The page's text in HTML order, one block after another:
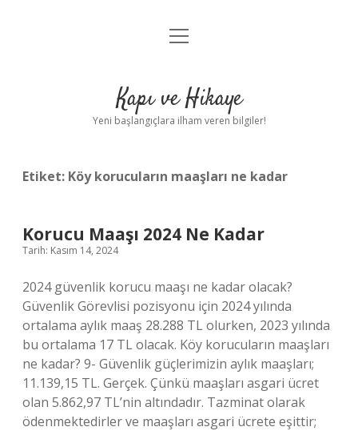
Anasayfa
Yasal Uyarı
menüyü
Kapı ve Hikaye
Yeni başlangıçlara ilham veren bilgiler!
Etiket: Köy korucuların maaşları ne kadar
Korucu Maaşı 2024 Ne Kadar
Tarih: Kasım 14, 2024
2024 güvenlik korucu maaşı ne kadar olacak?
Güvenlik Görevlisi pozisyonu için 2024 yılında
ortalama aylık maaş 28.288 TL olurken, 2023 yılında
bu ortalama 17 TL olacak. Köy korucuların maaşları
ne kadar? 9- Güvenlik güçlerimizin aylık maaşları;
11.139,15 TL. Gerçek. Çünkü maaşları asgari ücret
olan 5.862,97 TL’nin altındadır. Tazminat olarak
ödenmektedirler ve maaşları asgari ücrete eşittir;